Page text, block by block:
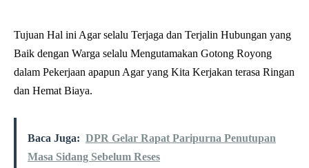
Tujuan Hal ini Agar selalu Terjaga dan Terjalin Hubungan yang
Baik dengan Warga selalu Mengutamakan Gotong Royong
dalam Pekerjaan apapun Agar yang Kita Kerjakan terasa Ringan
dan Hemat Biaya.
Baca Juga: DPR Gelar Rapat Paripurna Penutupan
Masa Sidang Sebelum Reses